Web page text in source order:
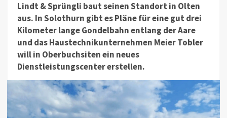
Lindt & Sprüngli baut seinen Standort in Olten
aus. In Solothurn gibt es Pläne für eine gut drei
Kilometer lange Gondelbahn entlang der Aare
und das Haustechnikunternehmen Meier Tobler
will in Oberbuchsiten ein neues
Dienstleistungscenter erstellen.